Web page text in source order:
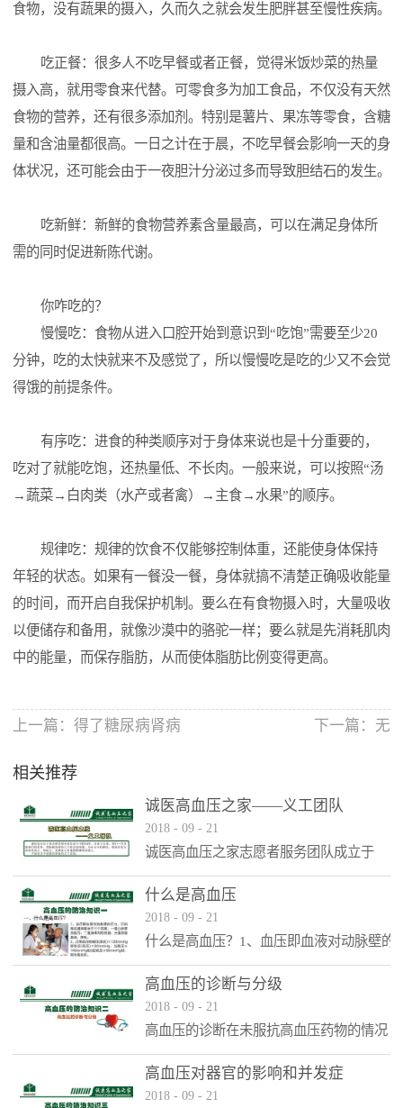
食物，没有蔬果的摄入，久而久之就会发生肥胖甚至慢性疾病。
吃正餐：很多人不吃早餐或者正餐，觉得米饭炒菜的热量
摄入高，就用零食来代替。可零食多为加工食品，不仅没有天然
食物的营养，还有很多添加剂。特别是薯片、果冻等零食，含糖
量和含油量都很高。一日之计在于晨，不吃早餐会影响一天的身
体状况，还可能会由于一夜胆汁分泌过多而导致胆结石的发生。
吃新鲜：新鲜的食物营养素含量最高，可以在满足身体所
需的同时促进新陈代谢。
你咋吃的？
慢慢吃：食物从进入口腔开始到意识到“吃饱”需要至少20
分钟，吃的太快就来不及感觉了，所以慢慢吃是吃的少又不会觉
得饿的前提条件。
有序吃：进食的种类顺序对于身体来说也是十分重要的，
吃对了就能吃饱，还热量低、不长肉。一般来说，可以按照“汤
→蔬菜→白肉类（水产或者禽）→主食→水果”的顺序。
规律吃：规律的饮食不仅能够控制体重，还能使身体保持
年轻的状态。如果有一餐没一餐，身体就搞不清楚正确吸收能量
的时间，而开启自我保护机制。要么在有食物摄入时，大量吸收
以便储存和备用，就像沙漠中的骆驼一样；要么就是先消耗肌肉
中的能量，而保存脂肪，从而使体脂肪比例变得更高。
上一篇： 得了糖尿病肾病
下一篇：无
相关推荐
诚医高血压之家——义工团队
2018 - 09 - 21
诚医高血压之家志愿者服务团队成立于
的优势，帮助解决弱势人口的具体困难，
为社会分担解决。帮助对象为店内外病
人、残疾人、无助老人和遇到困难的其他
人。
什么是高血压
2018 - 09 - 21
什么是高血压？1、血压即血液对动脉壁的
是心脏泵血能力；二是身体内的血量；三
是血管直径、弹性。2、正常血压收缩压
（高压）3、高血压患者可能完全没有任何
症状（即使血压很高时），有时出现以下
症状：头晕、头痛、视觉模糊、胸痛、夜
尿频繁、眼花、耳鸣、失眠、记忆力减
退、烦躁、易怒、性格改变。
高血压的诊断与分级
2018 - 09 - 21
高血压的诊断在未服抗高血压药物的情况
缩压≥1400mmHg和（或）舒张压
≥90mmHg，可诊断为高血压
高血压对器官的影响和并发症
2018 - 09 - 21